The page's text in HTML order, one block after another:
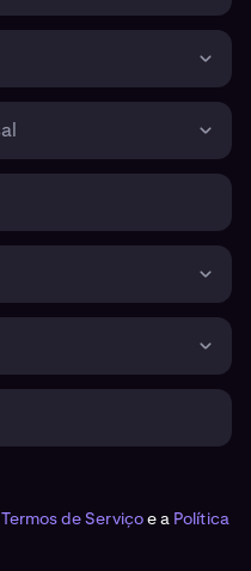
Termos de Serviçoe a Política